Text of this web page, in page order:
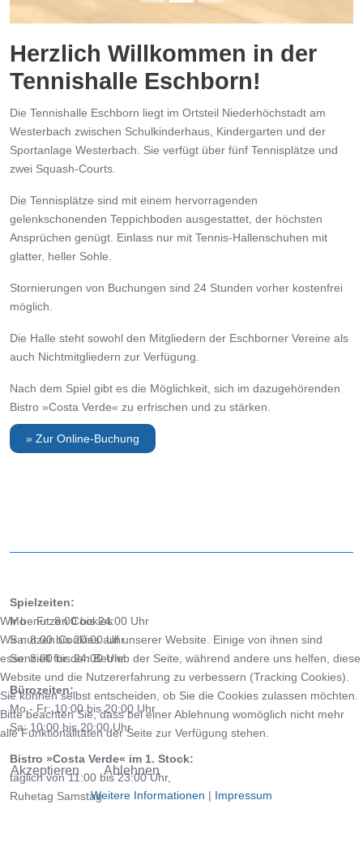
Herzlich Willkommen in der
Tennishalle Eschborn!
Die Tennishalle Eschborn liegt im Ortsteil Niederhöchstadt am
Westerbach zwischen Schulkinderhaus, Kindergarten und der
Sportanlage Westerbach. Sie verfügt über fünf Tennisplätze und
zwei Squash-Courts.
Die Tennisplätze sind mit einem hervorragenden
gelenkschonenden Teppichboden ausgestattet, der höchsten
Ansprüchen genügt. Einlass nur mit Tennis-Hallenschuhen mit
glatter, heller Sohle.
Stornierungen von Buchungen sind 24 Stunden vorher kostenfrei
möglich.
Die Halle steht sowohl den Mitgliedern der Eschborner Vereine als
auch Nichtmitgliedern zur Verfügung.
Nach dem Spiel gibt es die Möglichkeit, sich im dazugehörenden
Bistro »Costa Verde« zu erfrischen und zu stärken.
» Zur Online-Buchung
Spielzeiten:
Mo - Fr: 8:00 bis 24:00 Uhr
Sa: 8:00 bis 20:00 Uhr
So: 8:00 bis 24:00 Uhr
Bürozeiten:
Mo - Fr: 10:00 bis 20:00 Uhr
Sa: 10:00 bis 20:00 Uhr
Bistro »Costa Verde« im 1. Stock:
täglich von 11:00 bis 23:00 Uhr,
Ruhetag Samstag
Wir benutzen Cookies
Wir nutzen Cookies auf unserer Website. Einige von ihnen sind
essenziell für den Betrieb der Seite, während andere uns helfen, diese
Website und die Nutzererfahrung zu verbessern (Tracking Cookies).
Sie können selbst entscheiden, ob Sie die Cookies zulassen möchten.
Bitte beachten Sie, dass bei einer Ablehnung womöglich nicht mehr
alle Funktionalitäten der Seite zur Verfügung stehen.
Akzeptieren Ablehnen
Weitere Informationen | Impressum